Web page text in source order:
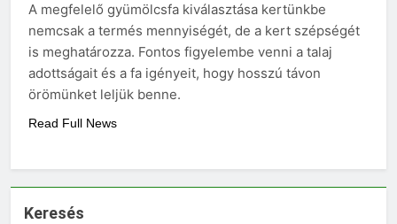
A megfelelő gyümölcsfa kiválasztása kertünkbe
nemcsak a termés mennyiségét, de a kert szépségét
is meghatározza. Fontos figyelembe venni a talaj
adottságait és a fa igényeit, hogy hosszú távon
örömünket leljük benne.
Read Full News
Keresés